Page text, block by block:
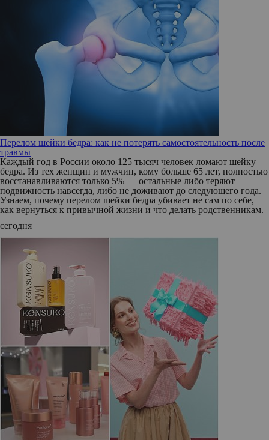
Перелом шейки бедра: как не потерять самостоятельность после
травмы
Каждый год в России около 125 тысяч человек ломают шейку
бедра. Из тех женщин и мужчин, кому больше 65 лет, полностью
восстанавливаются только 5% — остальные либо теряют
подвижность навсегда, либо не доживают до следующего года.
Узнаем, почему перелом шейки бедра убивает не сам по себе,
как вернуться к привычной жизни и что делать родственникам.
сегодня